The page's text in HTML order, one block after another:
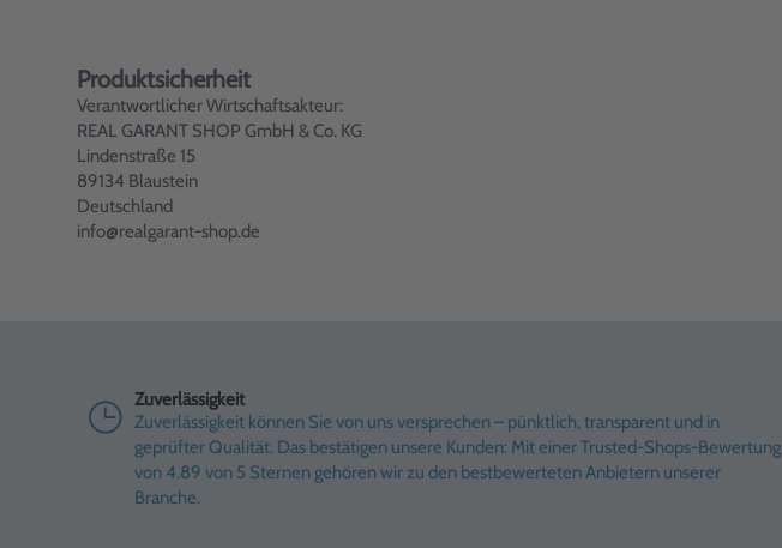
Produktsicherheit
Verantwortlicher Wirtschaftsakteur:
REAL GARANT SHOP GmbH & Co. KG
Lindenstraße 15
89134 Blaustein
Deutschland
info@realgarant-shop.de
Zuverlässigkeit
Zuverlässigkeit können Sie von uns versprechen – pünktlich, transparent und in
geprüfter Qualität. Das bestätigen unsere Kunden: Mit einer Trusted-Shops-Bewertung
von 4.89 von 5 Sternen gehören wir zu den bestbewerteten Anbietern unserer
Branche.